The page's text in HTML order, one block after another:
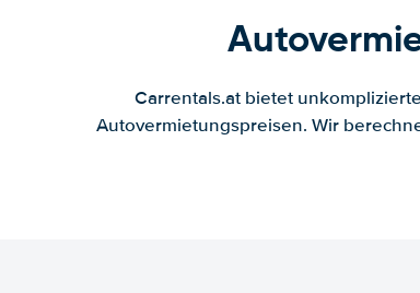
Carrentals.at bietet
Autovermietungspreisen. Wir